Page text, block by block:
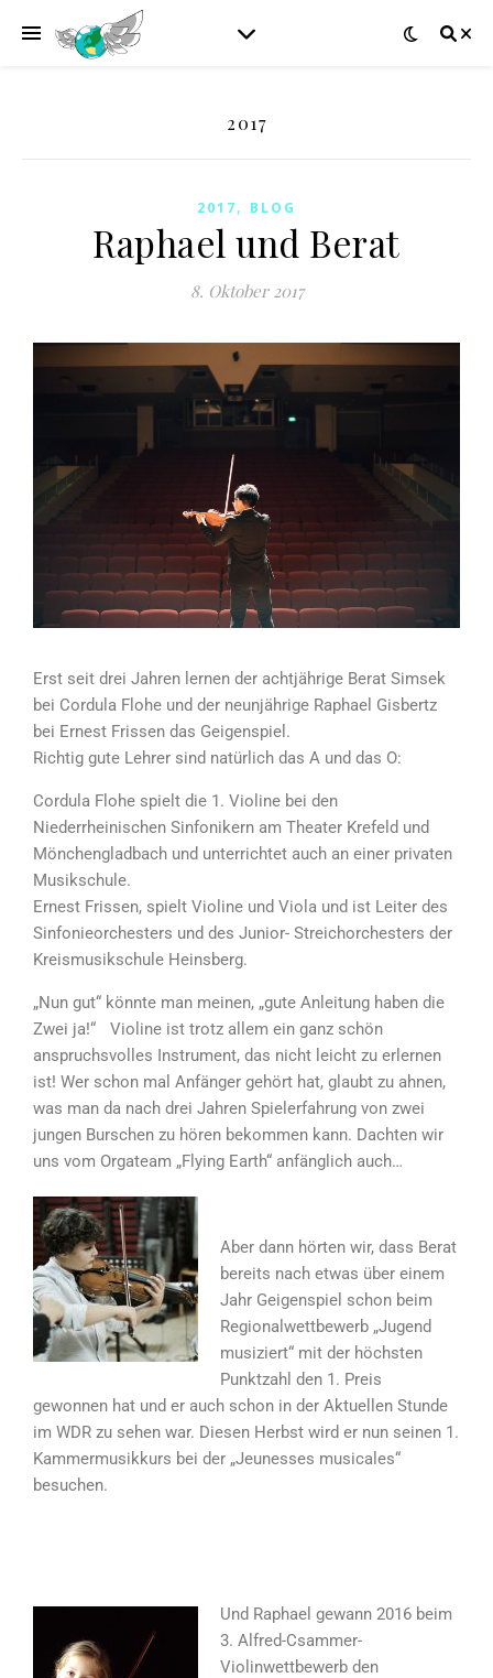
2017
2017, BLOG
Raphael und Berat
8. Oktober 2017
Erst seit drei Jahren lernen der achtjährige Berat Simsek
bei Cordula Flohe und der neunjährige Raphael Gisbertz
bei Ernest Frissen das Geigenspiel.
Richtig gute Lehrer sind natürlich das A und das O:
Cordula Flohe spielt die 1. Violine bei den
Niederrheinischen Sinfonikern am Theater Krefeld und
Mönchengladbach und unterrichtet auch an einer privaten
Musikschule.
Ernest Frissen, spielt Violine und Viola und ist Leiter des
Sinfonieorchesters und des Junior- Streichorchesters der
Kreismusikschule Heinsberg.
„Nun gut“ könnte man meinen, „gute Anleitung haben die
Zwei ja!“ Violine ist trotz allem ein ganz schön
anspruchsvolles Instrument, das nicht leicht zu erlernen
ist! Wer schon mal Anfänger gehört hat, glaubt zu ahnen,
was man da nach drei Jahren Spielerfahrung von zwei
jungen Burschen zu hören bekommen kann. Dachten wir
uns vom Orgateam „Flying Earth“ anfänglich auch…
Aber dann hörten wir, dass Berat
bereits nach etwas über einem
Jahr Geigenspiel schon beim
Regionalwettbewerb „Jugend
musiziert“ mit der höchsten
Punktzahl den 1. Preis
gewonnen hat und er auch schon in der Aktuellen Stunde
im WDR zu sehen war. Diesen Herbst wird er nun seinen 1.
Kammermusikkurs bei der „Jeunesses musicales“
besuchen.
Und Raphael gewann 2016 beim
3. Alfred-Csammer-
Violinwettbewerb den